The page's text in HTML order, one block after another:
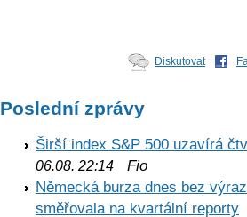
Diskutovat
Poslední zprávy
Širší index S&P 500 uzavírá
06.08. 22:14 Fio
Německá burza dnes bez
směřovala na kvartální reporty